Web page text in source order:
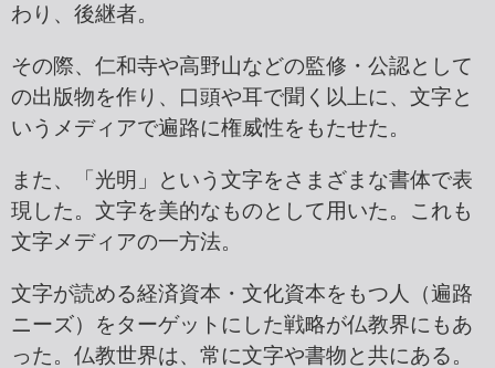
わり、後継者。
その際、仁和寺や高野山などの監修・公認として
の出版物を作り、口頭や耳で聞く以上に、文字と
いうメディアで遍路に権威性をもたせた。
また、「光明」という文字をさまざまな書体で表
現した。文字を美的なものとして用いた。これも
文字メディアの一方法。
文字が読める経済資本・文化資本をもつ人（遍路
ニーズ）をターゲットにした戦略が仏教界にもあ
った。仏教世界は、常に文字や書物と共にある。